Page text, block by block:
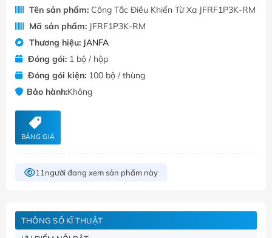
Tên sản phẩm:Công Tắc Điều Khiển Từ Xa JFRF1P3K-RM
Mã sản phẩm:JFRF1P3K-RM
Thương hiệu: JANFA
Đóng gói:1 bộ / hộp
Đóng gói kiện:100 bộ / thùng
Bảo hành:Không
BẢNG GIÁ
11 người đang xem sản phẩm này
THÔNG SỐ KĨ THUẬT